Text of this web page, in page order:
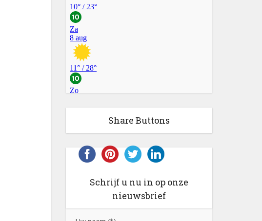
Share Buttons
Schrijf u nu in op onze
nieuwsbrief